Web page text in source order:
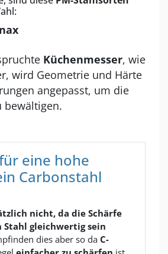
Küchenmesser, wie
wird Geometrie und Härte
angepasst, um die
bewältigen.
eine hohe
Carbonstahl
nicht, da die Schärfe
gleichwertig sein
dies aber so da C-